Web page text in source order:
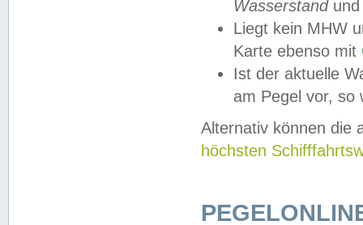
Wasserstandund
Liegt kein MHW
Karte ebenso mit
Ist der aktuelle
am Pegel vor,
Alternativ können die
höchsten